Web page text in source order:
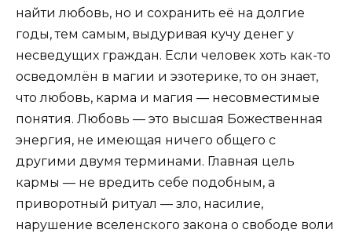
найти любовь, но и сохранить её на долгие
годы, тем самым, выдуривая кучу денег у
несведущих граждан. Если человек хоть как-то
осведомлён в магии и эзотерике, то он знает,
что любовь, карма и магия — несовместимые
понятия. Любовь — это высшая Божественная
энергия, не имеющая ничего общего с
другими двумя терминами. Главная цель
кармы — не вредить себе подобным, а
приворотный ритуал — зло, насилие,
нарушение вселенского закона о свободе воли